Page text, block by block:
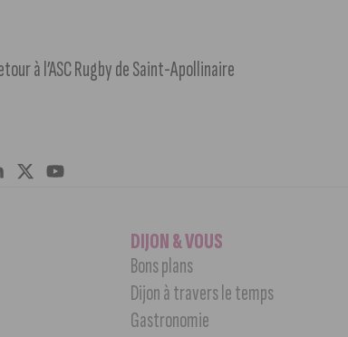
à l’ASC Rugby de Saint-Apollinaire
DIJON & VOUS
Bons plans
Dijon à travers le temps
Gastronomie